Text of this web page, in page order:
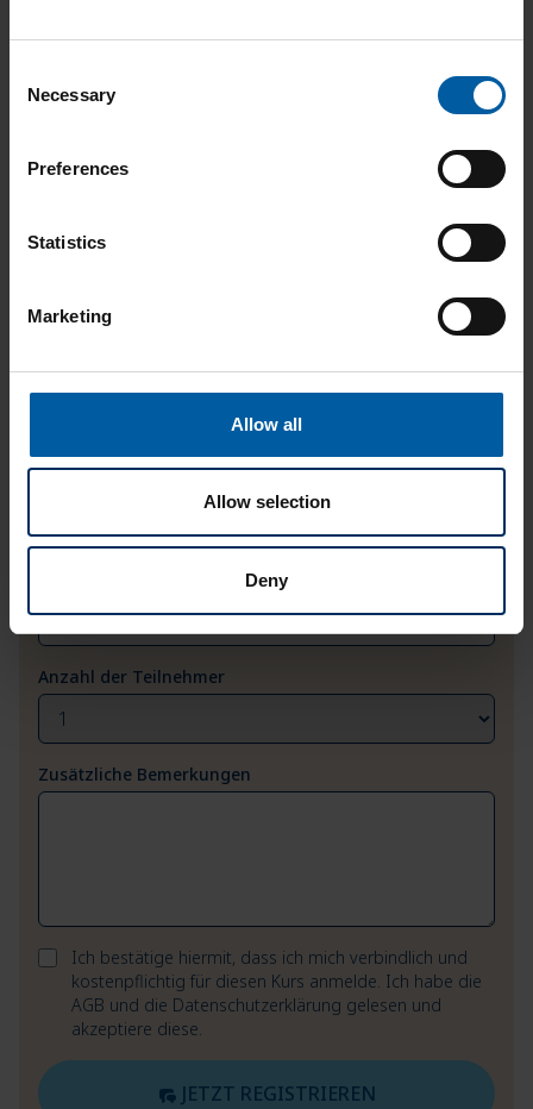
Selection
Necessary
Preferences
Statistics
Marketing
Allow all
Allow selection
Deny
Anzahl der Teilnehmer
Zusätzliche Bemerkungen
Ich bestätige hiermit, dass ich mich verbindlich und
kostenpflichtig für diesen Kurs anmelde. Ich habe die
AGB und die Datenschutzerklärung gelesen und
akzeptiere diese.
JETZT REGISTRIEREN